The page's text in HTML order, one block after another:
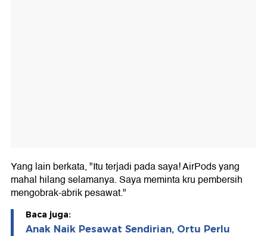
Yang lain berkata, "Itu terjadi pada saya! AirPods yang
mahal hilang selamanya. Saya meminta kru pembersih
mengobrak-abrik pesawat."
Baca juga:
Anak Naik Pesawat Sendirian, Ortu Perlu